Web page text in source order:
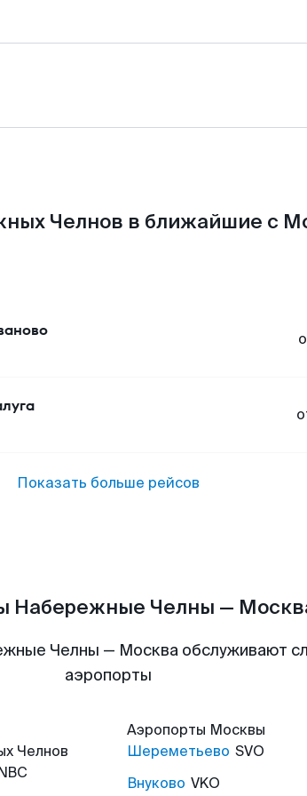
Челнов в ближайшие с
Показать больше рейсов
Набережные Челны —
Челны — Москва обслуживают
аэропорты
Челнов
Аэропорты Москвы
Шереметьево SVO
Внуково VKO